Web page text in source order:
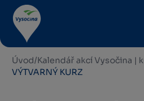
Úvod/Kalendář akcí Vysočina |
VÝTVARNÝ KURZ